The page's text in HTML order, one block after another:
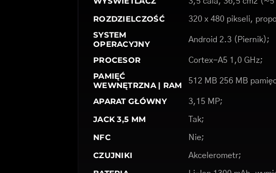
ROZDZIELCZOŚĆ 320 x 480 pikseli,
SYSTEM
OPERACYJNY
Android 2.3 (Piernik);
PROCESOR Cortex-A5 1,0 GHz;
PAMIĘĆ
WEWNĘTRZNA | RAM
512 MB 256 MB
APARAT GŁÓWNY 3,15 MP;
JACK 3,5 MM Tak;
NFC Nie;
CZUJNIKI Akcelerometr;